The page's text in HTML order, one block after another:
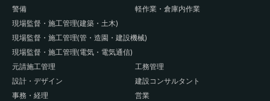
警備
軽作業・倉庫内作業
現場監督・施工管理(建築・土木)
現場監督・施工管理(管・造園・建設機械)
現場監督・施工管理(電気・電気通信)
元請施工管理
工務管理
設計・デザイン
建設コンサルタント
事務・経理
営業